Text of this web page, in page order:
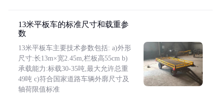
13米平板车的标准尺寸和载重参
数
13米平板车主要技术参数包括: a)外形
尺寸:长13m×宽2.45m,栏板高55cm b)
承载能力:标载30-35吨,最大允许总重
49吨 c)符合国家道路车辆外廓尺寸及
轴荷限值标准